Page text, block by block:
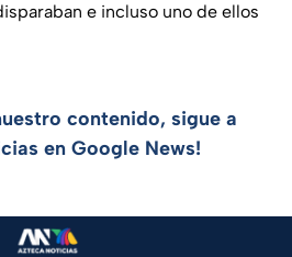
e incluso uno de ellos
contenido, sigue a
en Google News!